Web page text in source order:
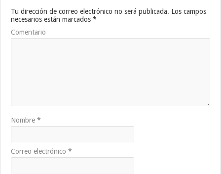
Tu dirección de correo electrónico no será publicada. Los campos
necesarios están marcados*
Comentario
Nombre*
Correo electrónico*